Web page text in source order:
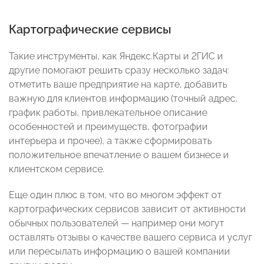
Картографические сервисы
Такие инструменты, как Яндекс.Карты и 2ГИС и
другие помогают решить сразу несколько задач:
отметить ваше предприятие на карте, добавить
важную для клиентов информацию (точный адрес,
график работы, привлекательное описание
особенностей и преимуществ, фотографии
интерьера и прочее), а также сформировать
положительное впечатление о вашем бизнесе и
клиентском сервисе.
Еще один плюс в том, что во многом эффект от
картографических сервисов зависит от активности
обычных пользователей — например они могут
оставлять отзывы о качестве вашего сервиса и услуг
или пересылать информацию о вашей компании